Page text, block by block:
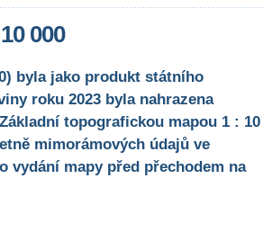
000
byla jako produkt státního
roku 2023 byla nahrazena
topografickou mapou 1 : 10
mimorámových údajů ve
vydání mapy před přechodem na